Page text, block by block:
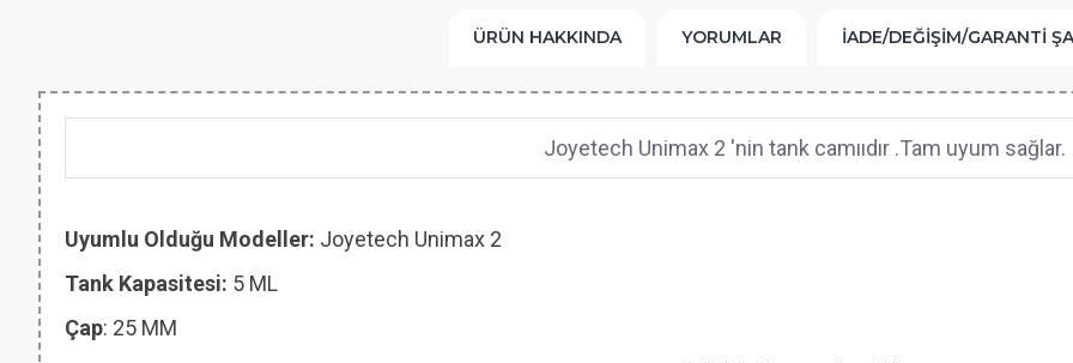
ÜRÜN HAKKINDA YORUMLAR İADE/DEĞIŞIM/GARANTI
Joyetech Unimax 2 'nin tank camııdır .Tam uyum sağlar.
Uyumlu Olduğu Modeller: Joyetech Unimax 2
Tank Kapasitesi: 5 ML
Çap: 25 MM